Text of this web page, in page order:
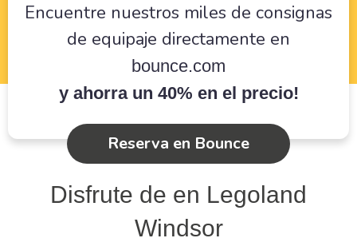
Encuentre nuestros miles de consignas
de equipaje directamente en
bounce.com
y ahorra un 40% en el precio!
Reserva en Bounce
Disfrute de en Legoland
Windsor